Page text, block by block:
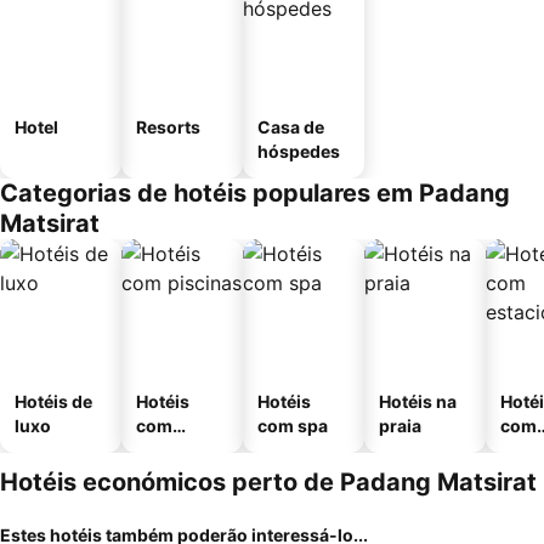
Hotel Resorts
Casa de
hóspedes
Categorias de hotéis populares em Padang
Matsirat
Hotéis de
luxo
Hotéis
com
Hotéis
com spa
Hotéis na
praia
com
Hotéis económicos perto de Padang Matsirat
Estes hotéis também poderão interessá-lo...